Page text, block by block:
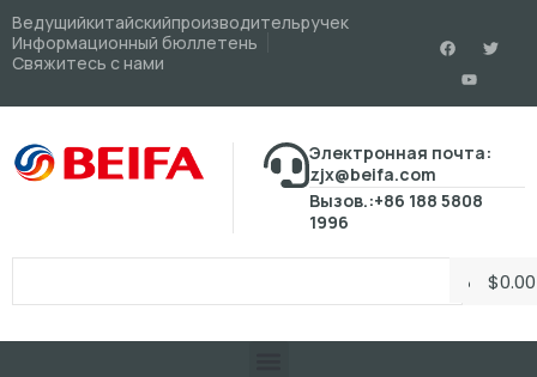
Ведущийкитайскийпроизводительручек
Информационный бюллетень
Свяжитесь с нами
Электронная почта:
zjx@beifa.com
Вызов.:+86 188 5808
1996
$0.00